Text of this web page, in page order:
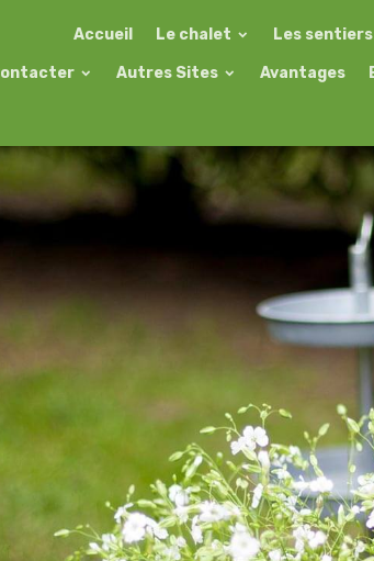
Accueil Le chalet Les sentiers
Autres Sites Avantages